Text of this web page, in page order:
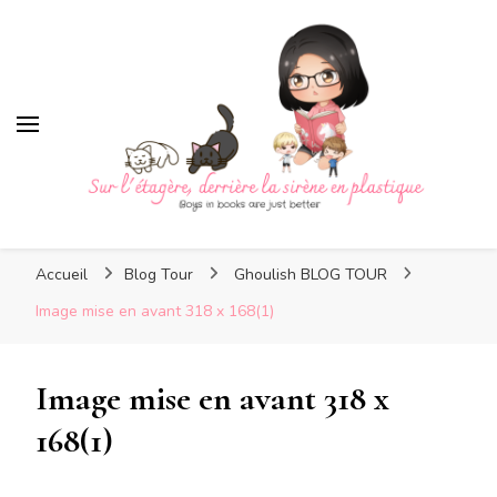
Sur l'étagère, derrière la
sirène en plastique
sirène en plastique
Accueil Blog Tour
Ghoulish BLOG TOUR
Image mise en avant 318 x 168(1)
Image mise en avant 318 x
168(1)